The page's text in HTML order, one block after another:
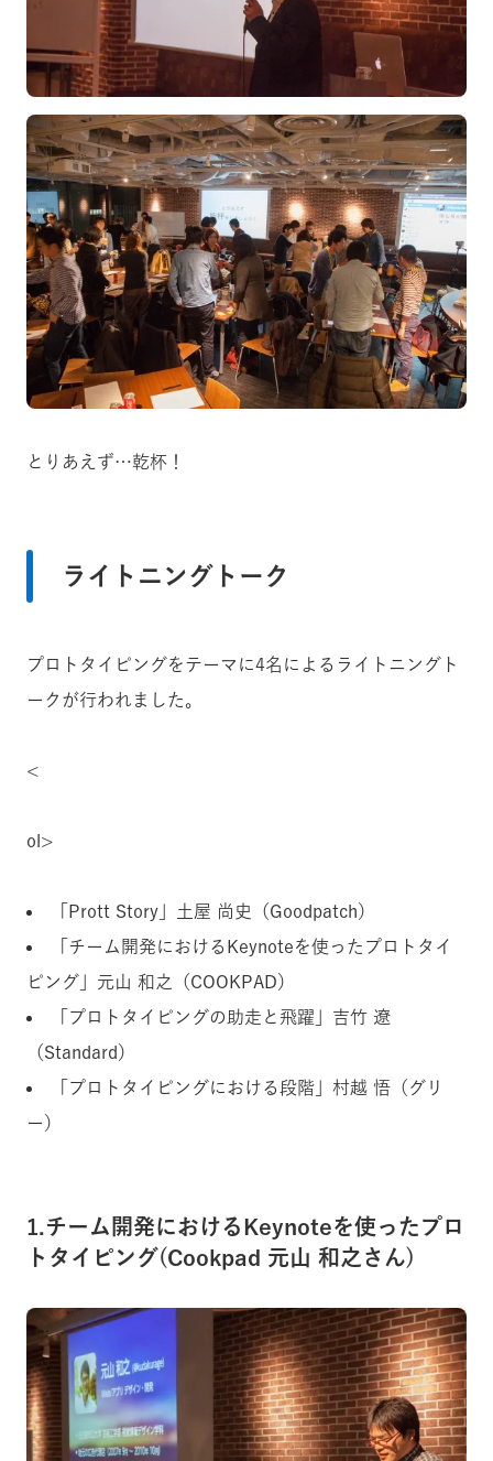
とりあえず…乾杯！
ライトニングトーク
プロトタイピングをテーマに4名によるライトニングト
ークが行われました。
<
ol>
「Prott Story」土屋 尚史（Goodpatch）
「チーム開発におけるKeynoteを使ったプロトタイ
ピング」元山 和之（COOKPAD）
「プロトタイピングの助走と飛躍」吉竹 遼
（Standard）
「プロトタイピングにおける段階」村越 悟（グリ
ー）
1.チーム開発におけるKeynoteを使ったプロ
トタイピング(Cookpad 元山 和之さん)